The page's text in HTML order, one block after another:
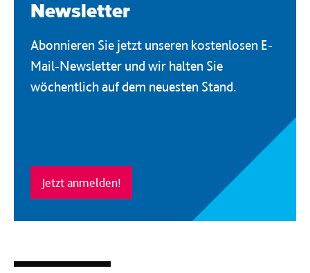
Newsletter
Abonnieren Sie jetzt unseren kostenlosen E-
Mail-Newsletter und wir halten Sie
wöchentlich auf dem neuesten Stand.
Jetzt anmelden!